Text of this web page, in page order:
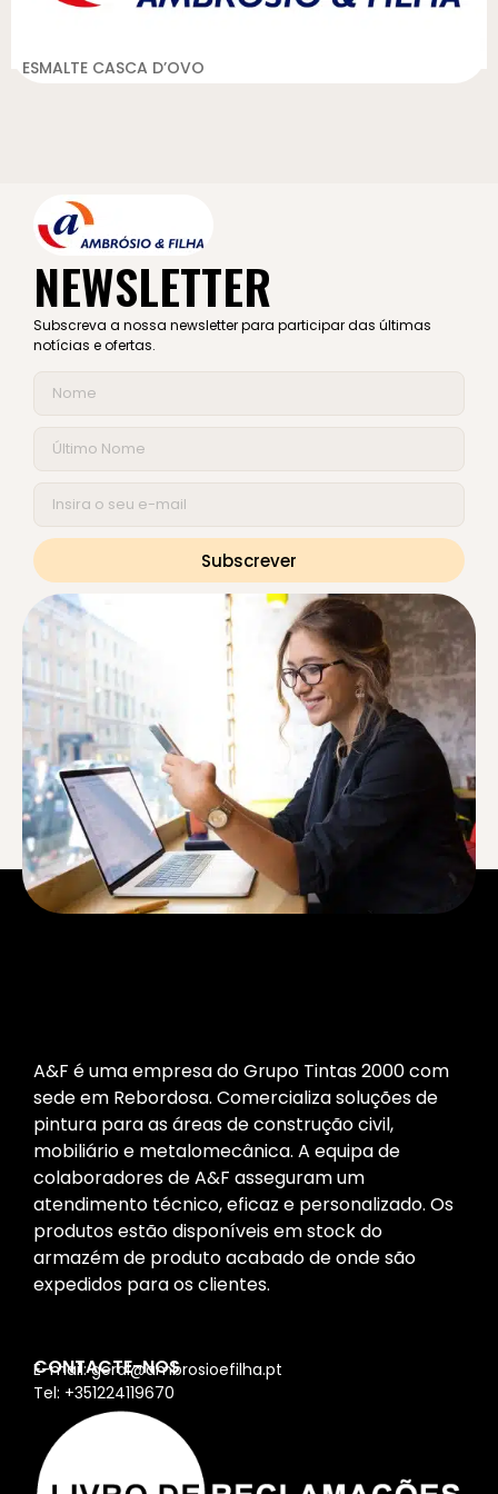
ESMALTE CASCA D’OVO
NEWSLETTER
Subscreva a nossa newsletter para participar das últimas
notícias e ofertas.
Subscrever
A&F é uma empresa do Grupo Tintas 2000 com
sede em Rebordosa. Comercializa soluções de
pintura para as áreas de construção civil,
mobiliário e metalomecânica. A equipa de
colaboradores de A&F asseguram um
atendimento técnico, eficaz e personalizado. Os
produtos estão disponíveis em stock do
armazém de produto acabado de onde são
expedidos para os clientes.
CONTACTE-NOS
E-mail: geral@ambrosioefilha.pt
Tel: +351224119670